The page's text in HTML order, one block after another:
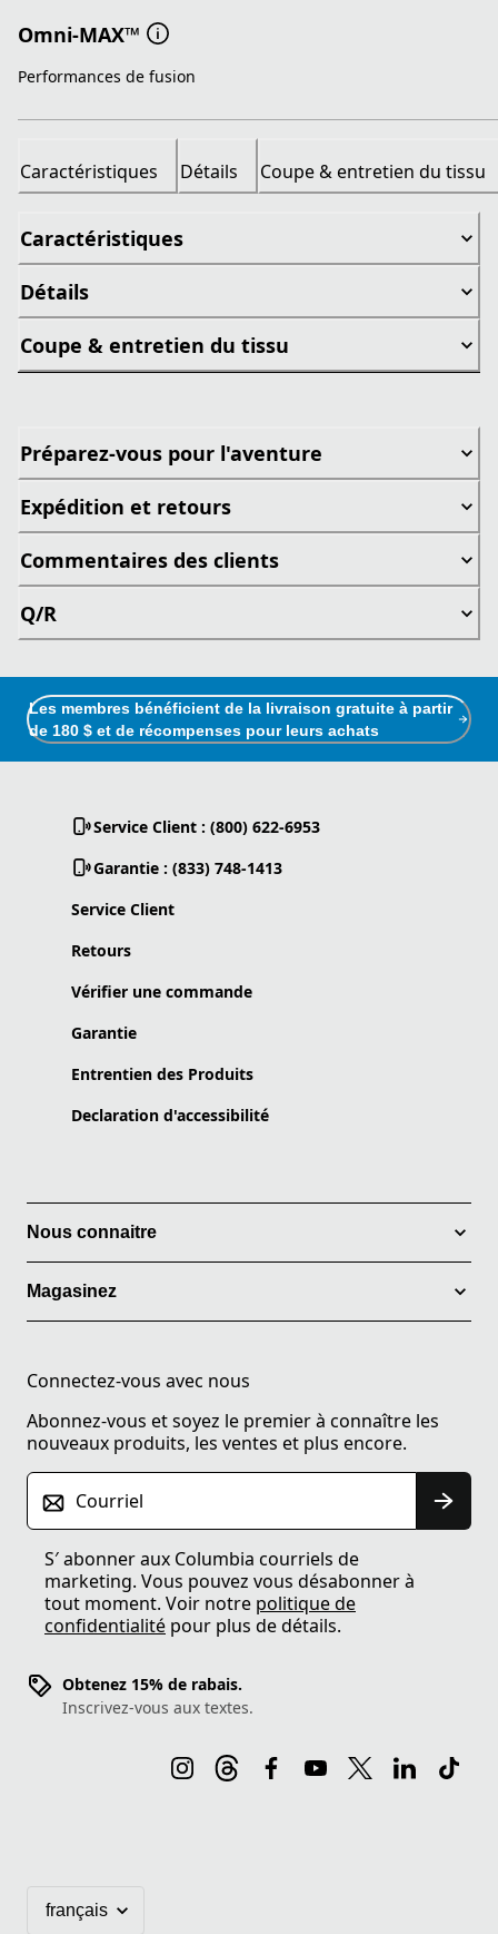
Omni-MAX™
Performances de fusion
Caractéristiques Détails Coupe & entretien du tissu
Caractéristiques
Détails
Coupe & entretien du tissu
Préparez-vous pour l'aventure
Expédition et retours
Commentaires des clients
Q/R
Les membres bénéficient de la livraison gratuite à partir
de 180 $ et de récompenses pour leurs achats
Service Client : (800) 622-6953
Garantie : (833) 748-1413
Service Client
Retours
Vérifier une commande
Garantie
Entrentien des Produits
Declaration d'accessibilité
Nous connaitre
Magasinez
Connectez-vous avec nous
Abonnez-vous et soyez le premier à connaître les
nouveaux produits, les ventes et plus encore.
Courriel
S′ abonner aux Columbia courriels de
marketing. Vous pouvez vous désabonner à
tout moment. Voir notre politique de
confidentialité pour plus de détails.
Obtenez 15% de rabais.
Inscrivez-vous aux textes.